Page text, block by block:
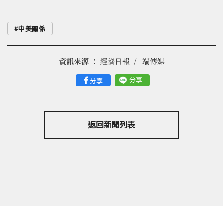
中美關係
分享 分享
資訊來源 ： 經濟日報 端傳媒
返回新聞列表